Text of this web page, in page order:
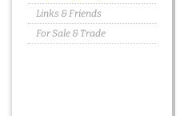
Links & Friends
For Sale & Trade